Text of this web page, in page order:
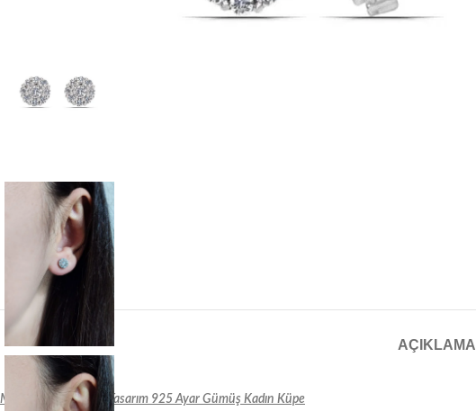
AÇIKLAMA
Montür Kesimli Taşlı Tasarım 925 Ayar Gümüş Kadın Küpe